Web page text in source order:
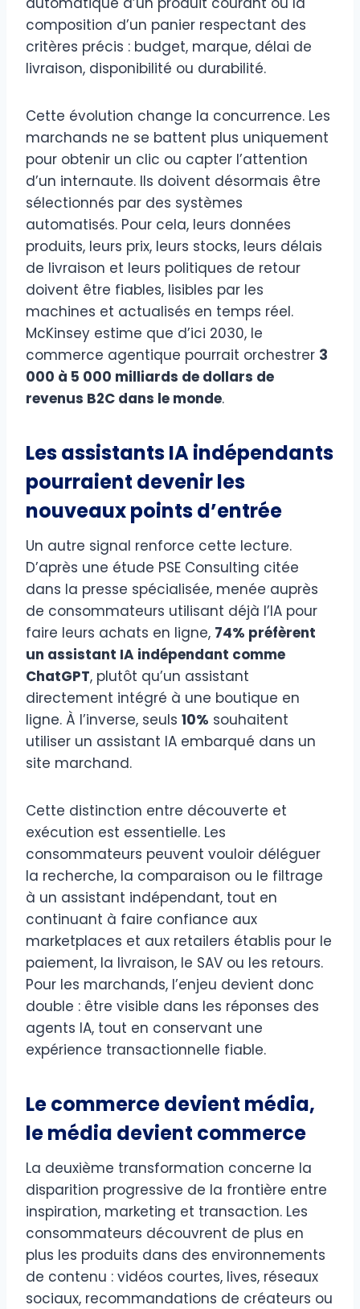
composition d’un panier respectant des
critères précis : budget, marque, délai de
livraison, disponibilité ou durabilité.
Cette évolution change la concurrence. Les
marchands ne se battent plus uniquement
pour obtenir un clic ou capter l’attention
d’un internaute. Ils doivent désormais être
sélectionnés par des systèmes
automatisés. Pour cela, leurs données
produits, leurs prix, leurs stocks, leurs délais
de livraison et leurs politiques de retour
doivent être fiables, lisibles par les
machines et actualisés en temps réel.
McKinsey estime que d’ici 2030, le
commerce agentique pourrait orchestrer 3
000 à 5 000 milliards de dollars de
revenus B2C dans le monde.
Les assistants IA indépendants
pourraient devenir les
nouveaux points d’entrée
Un autre signal renforce cette lecture.
D’après une étude PSE Consulting citée
dans la presse spécialisée, menée auprès
de consommateurs utilisant déjà l’IA pour
faire leurs achats en ligne, 74% préfèrent
un assistant IA indépendant comme
ChatGPT, plutôt qu’un assistant
directement intégré à une boutique en
ligne. À l’inverse, seuls 10% souhaitent
utiliser un assistant IA embarqué dans un
site marchand.
Cette distinction entre découverte et
exécution est essentielle. Les
consommateurs peuvent vouloir déléguer
la recherche, la comparaison ou le filtrage
à un assistant indépendant, tout en
continuant à faire confiance aux
marketplaces et aux retailers établis pour le
paiement, la livraison, le SAV ou les retours.
Pour les marchands, l’enjeu devient donc
double : être visible dans les réponses des
agents IA, tout en conservant une
expérience transactionnelle fiable.
Le commerce devient média,
le média devient commerce
La deuxième transformation concerne la
disparition progressive de la frontière entre
inspiration, marketing et transaction. Les
consommateurs découvrent de plus en
plus les produits dans des environnements
de contenu : vidéos courtes, lives, réseaux
sociaux, recommandations de créateurs ou